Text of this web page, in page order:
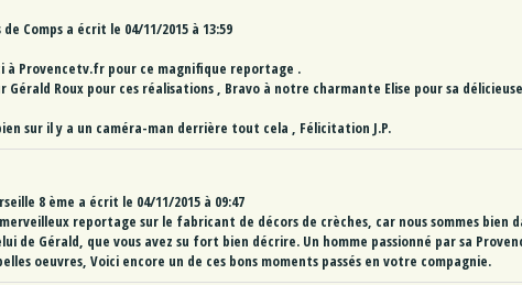
de Comps a écrit le 04/11/2015 à 13:59
à Provencetv.fr pour ce magnifique reportage .
Gérald Roux pour ces réalisations , Bravo à notre charmante Elise pour sa
sur il y a un caméra-man derrière tout cela , Félicitation J.P.
8 ème a écrit le 04/11/2015 à 09:47
reportage sur le fabricant de décors de crèches, car nous sommes bien
de Gérald, que vous avez su fort bien décrire. Un homme passionné par sa
oeuvres, Voici encore un de ces bons moments passés en votre compagnie.